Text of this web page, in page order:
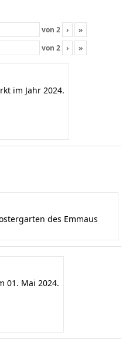
von 2 ›
»
von 2 › »
im Jahr 2024.
des Emmaus
01. Mai 2024.